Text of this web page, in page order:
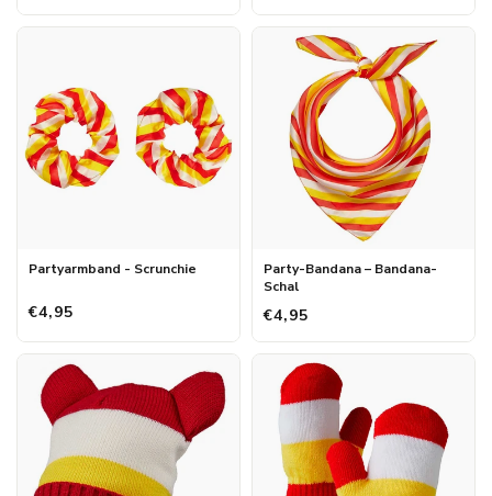
Partyarmband - Scrunchie
€4,95
Party-Bandana – Bandana-
Schal
€4,95